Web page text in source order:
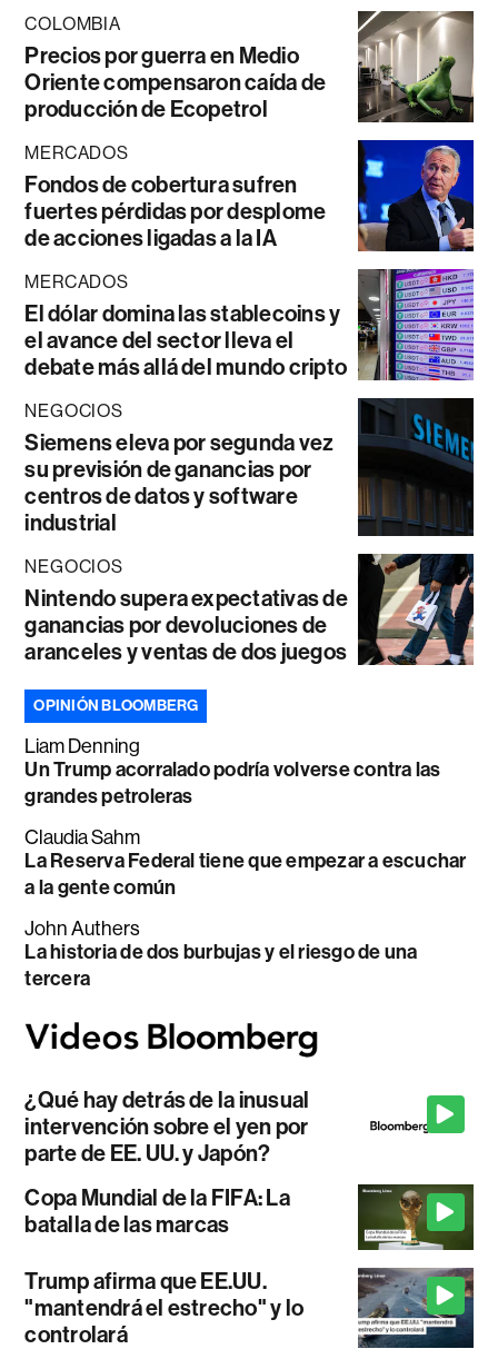
COLOMBIA
Precios por guerra en Medio
Oriente compensaron caída de
producción de Ecopetrol
MERCADOS
Fondos de cobertura sufren
fuertes pérdidas por desplome
de acciones ligadas a la IA
MERCADOS
El dólar domina las stablecoins y
el avance del sector lleva el
debate más allá del mundo cripto
NEGOCIOS
Siemens eleva por segunda vez
su previsión de ganancias por
centros de datos y software
industrial
NEGOCIOS
Nintendo supera expectativas de
ganancias por devoluciones de
aranceles y ventas de dos juegos
OPINIÓN BLOOMBERG
Liam Denning
Un Trump acorralado podría volverse contra las
grandes petroleras
Claudia Sahm
La Reserva Federal tiene que empezar a escuchar
a la gente común
John Authers
La historia de dos burbujas y el riesgo de una
tercera
¿Qué hay detrás de la inusual
intervención sobre el yen por
parte de EE. UU. y Japón?
Copa Mundial de la FIFA: La
batalla de las marcas
Trump afirma que EE.UU.
"mantendrá el estrecho" y lo
controlará